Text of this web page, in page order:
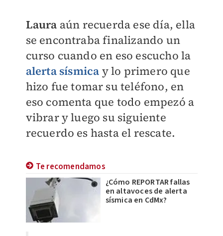
Laura aún recuerda ese día, ella
se encontraba finalizando un
curso cuando en eso escucho la
alerta sísmica y lo primero que
hizo fue tomar su teléfono, en
eso comenta que todo empezó a
vibrar y luego su siguiente
recuerdo es hasta el rescate.
Te recomendamos
¿Cómo REPORTAR fallas
en altavoces de alerta
sísmica en CdMx?